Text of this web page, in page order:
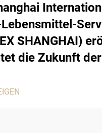
SHANGHAI)
die Zukunft